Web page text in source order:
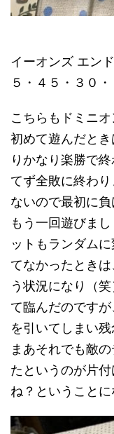
イーオンズ エ
５・４５・３０
こちらもドミニ
初めて遊んだと
りかなり楽勝で
てず全敗に終わ
ないので最初に
もう一回遊びま
ットもランダム
てなかったとき
う状況になり（
て臨んだのです
を引いてしまい
まあそれでも敵
たというのが片
ね？ということに